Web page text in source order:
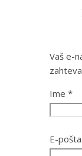
Vaš e-
Ime *
E-pošta